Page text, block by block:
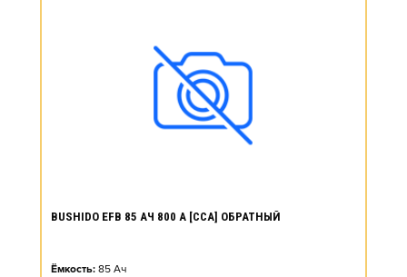
BUSHIDO EFB 85 АЧ 800 А [CCA] ОБРАТНЫЙ
Ёмкость: 85 Ач